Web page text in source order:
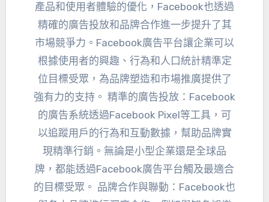
產品和使用者體驗的優化，Facebook也透過
精確的廣告投放和品牌合作進一步提升了其
市場競爭力。Facebook廣告平台讓企業可以
根據使用者的興趣、行為和人口統計精準定
位目標受眾，為品牌塑造和市場推廣提供了
強有力的支持。 精準的廣告投放：Facebook
的廣告系統透過Facebook Pixel等工具，可
以追蹤用戶的行為和互動數據，幫助品牌實
現精準行銷。無論是小型企業還是全球品
牌，都能透過Facebook廣告平台觸及最適合
的目標受眾。 品牌合作與聯動：Facebook也